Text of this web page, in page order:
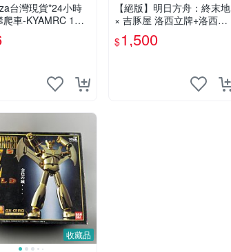
台灣現貨*24小時
車-KYAMRC 1：1
遙控車專業大腳攀
車玩具汽車模型car
【絕版】明日方舟：終末地
× 吉豚屋 洛西立牌+洛西壓
克力吊飾+洛西透卡
$1,500
收藏品